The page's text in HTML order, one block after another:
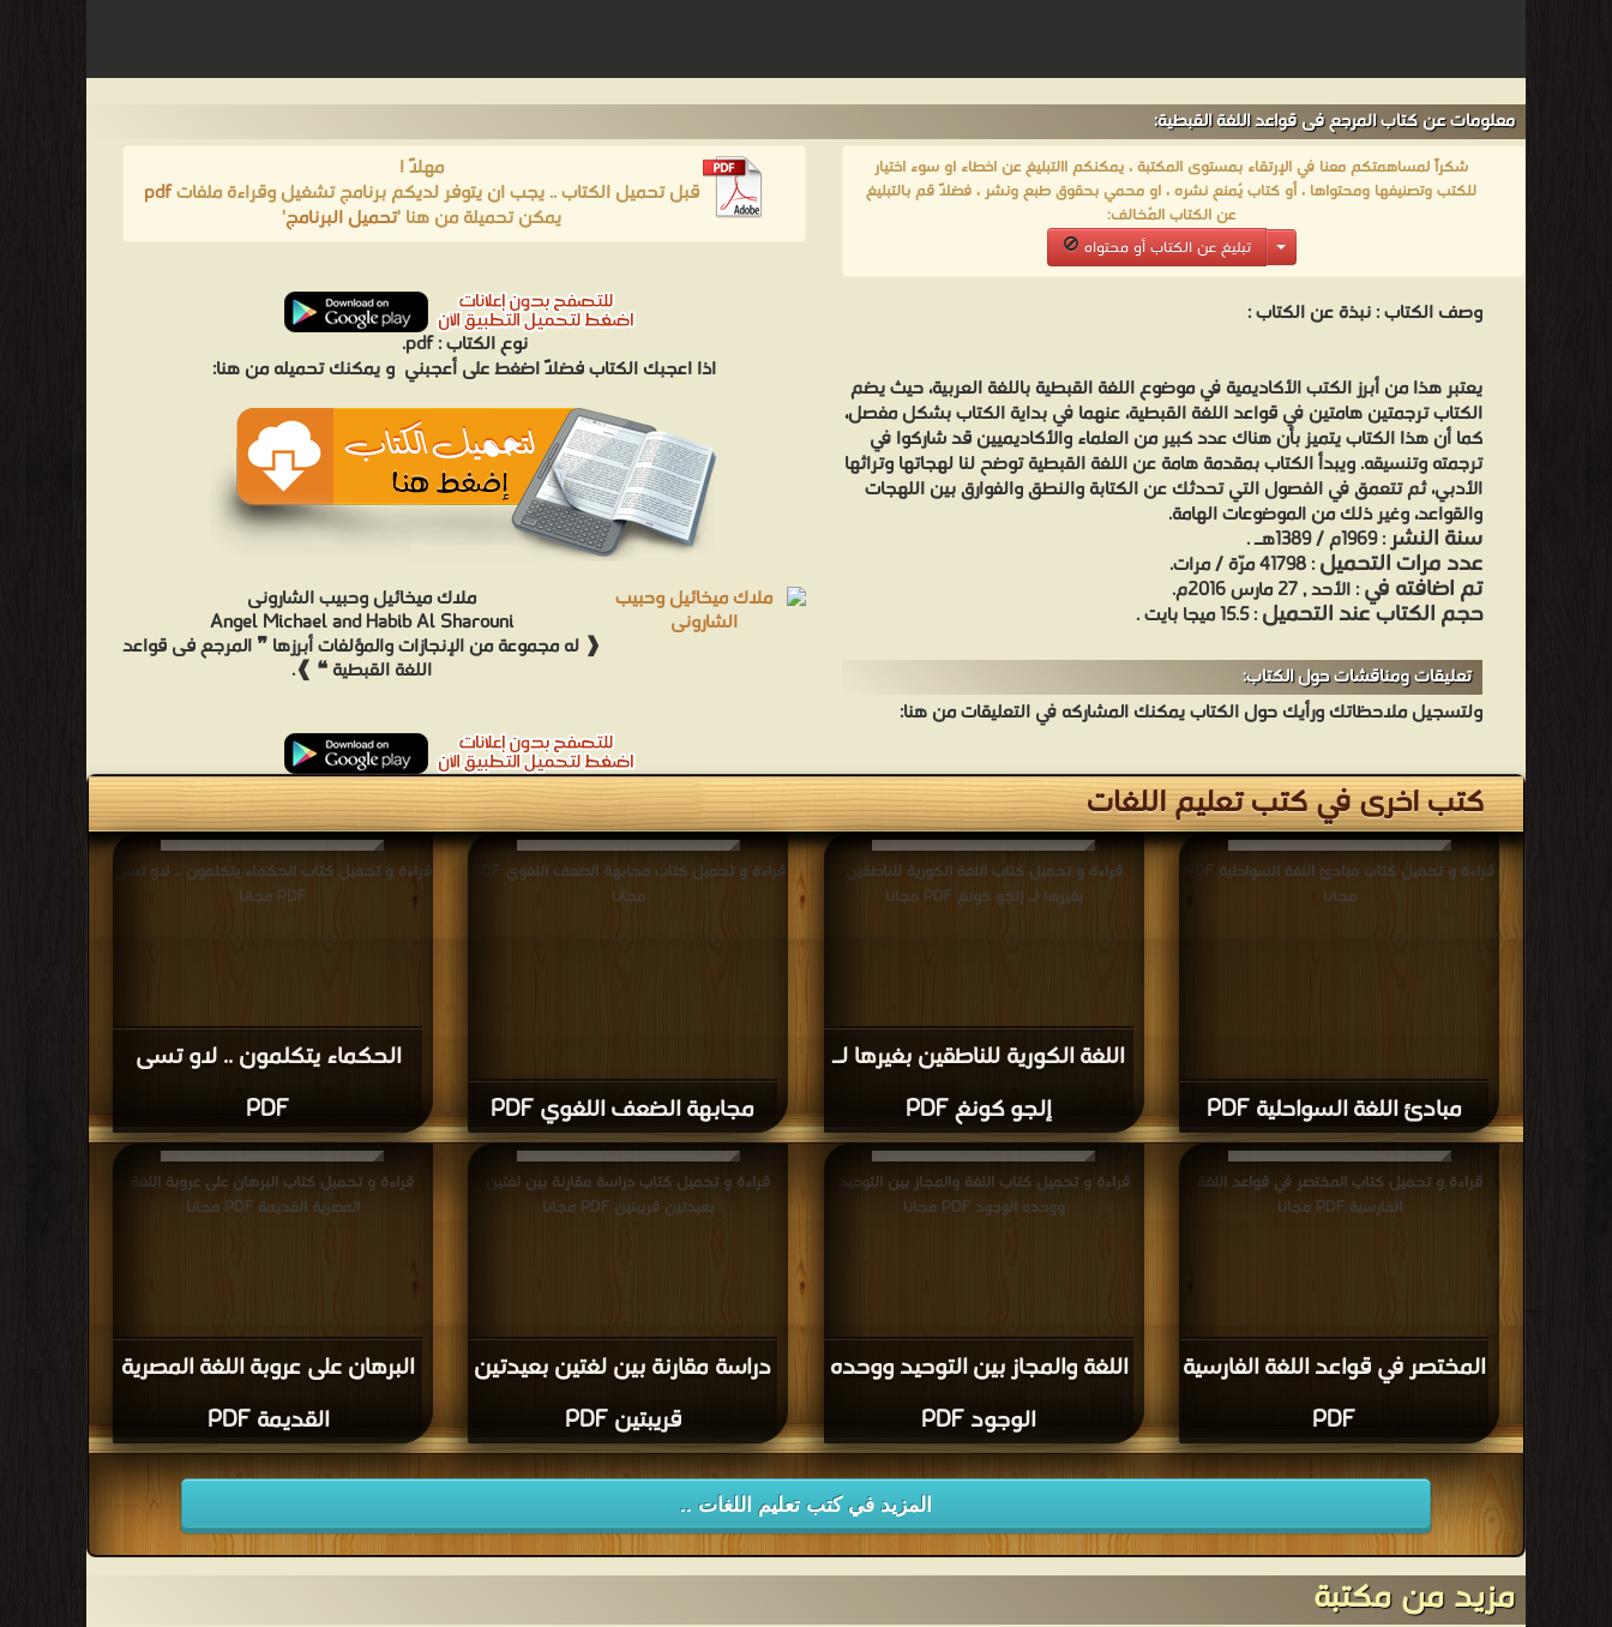
معلومات عن كتاب المرجع فى قواعد اللغة القبطية:
شكراً لمساهمتكم معنا في الإرتقاء بمستوى المكتبة ، يمكنكم االتبليغ عن اخطاء او سوء اختيار
للكتب وتصنيفها ومحتواها ، أو كتاب يُمنع نشره ، او محمي بحقوق طبع ونشر ، فضلاً قم بالتبليغ
عن الكتاب المُخالف:
تبليغ عن الكتاب أو محتواه
وصف الكتاب :نبذة عن الكتاب :
يعتبر هذا من أبرز الكتب الأكاديمية في موضوع اللغة القبطية باللغة العربية، حيث يضم
الكتاب ترجمتين هامتين في قواعد اللغة القبطية، عنهما في بداية الكتاب بشكل مفصل،
كما أن هذا الكتاب يتميز بأن هناك عدد كبير من العلماء والأكاديميين قد شاركوا في
ترجمته وتنسيقه. ويبدأ الكتاب بمقدمة هامة عن اللغة القبطية توضح لنا لهجاتها وتراثها
الأدبي، ثم تتعمق في الفصول التي تحدثك عن الكتابة والنطق والفوارق بين اللهجات
والقواعد، وغير ذلك من الموضوعات الهامة.
سنة النشر: 1969م / 1389هـ .
عدد مرات التحميل: 41798 مرّة / مرات.
تم اضافته في: الأحد , 27 مارس 2016م.
حجم الكتاب عند التحميل: 15.5 ميجا بايت .
تعليقات ومناقشات حول الكتاب:
ولتسجيل ملاحظاتك ورأيك حول الكتاب يمكنك المشاركه في التعليقات من هنا:
مهلاً !
قبل تحميل الكتاب .. يجب ان يتوفر لديكم برنامج تشغيل وقراءة ملفاتpdf
يمكن تحميلة من هنا 'تحميل البرنامج'
نوع الكتاب :pdf.
اذا اعجبك الكتاب فضلاً اضغط على أعجبني و يمكنك تحميله من هنا:
ملاك ميخائيل وحبيب الشارونى
Angel Michael and Habib Al Sharouni
❰ له مجموعة من الإنجازات والمؤلفات أبرزها ❞ المرجع فى قواعد
اللغة القبطية ❝ ❱.
كتب اخرى في كتب تعليم اللغات
الحكماء يتكلمون .. لاو تسى
PDF
قراءة و تحميل كتاب الحكماء يتكلمون .. لاو تسى
PDF مجانا
مجابهة الضعف اللغوي PDF
قراءة و تحميل كتاب مجابهة الضعف اللغوي PDF
مجانا
اللغة الكورية للناطقين بغيرها لـ
إلجو كونغ PDF
قراءة و تحميل كتاب اللغة الكورية للناطقين
بغيرها لـ إلجو كونغ PDF مجانا
مبادئ اللغة السواحلية PDF
قراءة و تحميل كتاب مبادئ اللغة السواحلية PDF
مجانا
البرهان على عروبة اللغة المصرية
القديمة PDF
قراءة و تحميل كتاب البرهان على عروبة اللغة
المصرية القديمة PDF مجانا
دراسة مقارنة بين لغتين بعيدتين
قريبتين PDF
قراءة و تحميل كتاب دراسة مقارنة بين لغتين
بعيدتين قريبتين PDF مجانا
اللغة والمجاز بين التوحيد ووحده
الوجود PDF
قراءة و تحميل كتاب اللغة والمجاز بين التوحيد
ووحده الوجود PDF مجانا
المختصر في قواعد اللغة الفارسية
PDF
قراءة و تحميل كتاب المختصر في قواعد اللغة
الفارسية PDF مجانا
المزيد في كتب تعليم اللغات ..
مزيد من مكتبة